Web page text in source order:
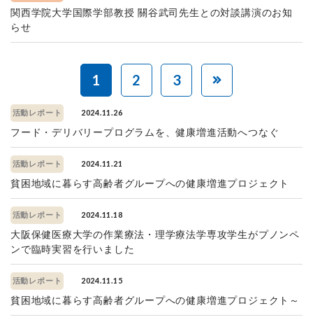
関西学院大学国際学部教授 關谷武司先生との対談講演のお知
らせ
1 2 3
活動レポート 2024.11.26
フード・デリバリープログラムを、健康増進活動へつなぐ
活動レポート 2024.11.21
貧困地域に暮らす高齢者グループへの健康増進プロジェクト
活動レポート 2024.11.18
大阪保健医療大学の作業療法・理学療法学専攻学生がプノンペ
ンで臨時実習を行いました
活動レポート 2024.11.15
貧困地域に暮らす高齢者グループへの健康増進プロジェクト～